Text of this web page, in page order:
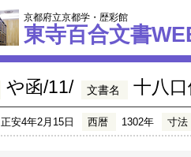
京都府立京都学・歴彩館
東寺百合文書
や函/11/ 文書名 十八
正安4年2月15日 西暦 1302年 寸法